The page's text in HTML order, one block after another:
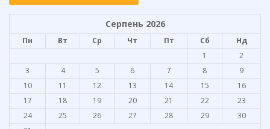
Серпень 2026
Пн Вт Ср Чт Пт Сб
Нд
1
2
3
4 5 6 7 8
9
10
11 12 13 14 15
16
17
18 19 20 21 22
23
24
25 26 27 28 29
30